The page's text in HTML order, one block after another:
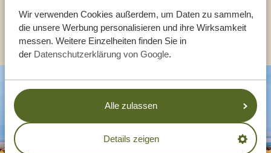
Wir verwenden Cookies außerdem, um Daten zu sammeln,
die unsere Werbung personalisieren und ihre Wirksamkeit
messen. Weitere Einzelheiten finden Sie in
der Datenschutzerklärung von Google.
Alle zulassen
Details zeigen
ANDERE LÄNDER